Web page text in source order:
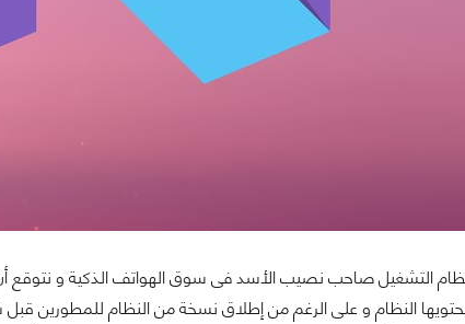
التشغيل صاحب نصيب الأسد فى سوق الهواتف الذكية و نتوقع أن
النظام و على الرغم من إطلاق نسخة من النظام للمطورين